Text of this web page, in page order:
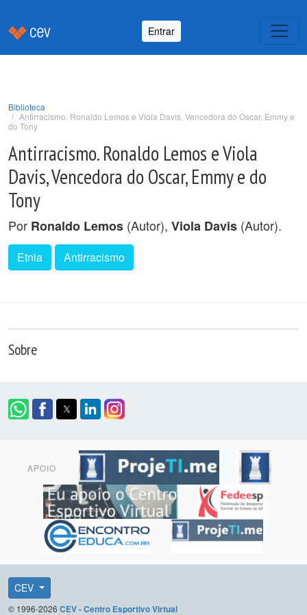
Entrar
Biblioteca
Antirracismo. Ronaldo Lemos e Viola Davis, Vencedora do Oscar, Emmy e
do Tony
Antirracismo. Ronaldo Lemos e Viola
Davis, Vencedora do Oscar, Emmy e do
Tony
Por Ronaldo Lemos (Autor), Viola Davis (Autor).
Etnia Antirracismo
Sobre
APOIO
CEV
© 1996-2026 CEV - Centro Esportivo Virtual